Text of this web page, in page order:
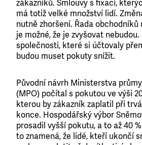
zákazníků. Smlouvy s fixací,
má totiž velké množství lidí.
nutně zhoršení. Řada obchodníků
je možné, že je zvyšovat
společnosti, které si účtovaly
budou muset pokuty snížit.
Původní návrh Ministerstva
(MPO) počítal s pokutou ve výši
kterou by zákazník zaplatil při
konce. Hospodářský výbor
prosadil vyšší pokutu, a to až 40
to znamená, že lidé, kteří ukončí